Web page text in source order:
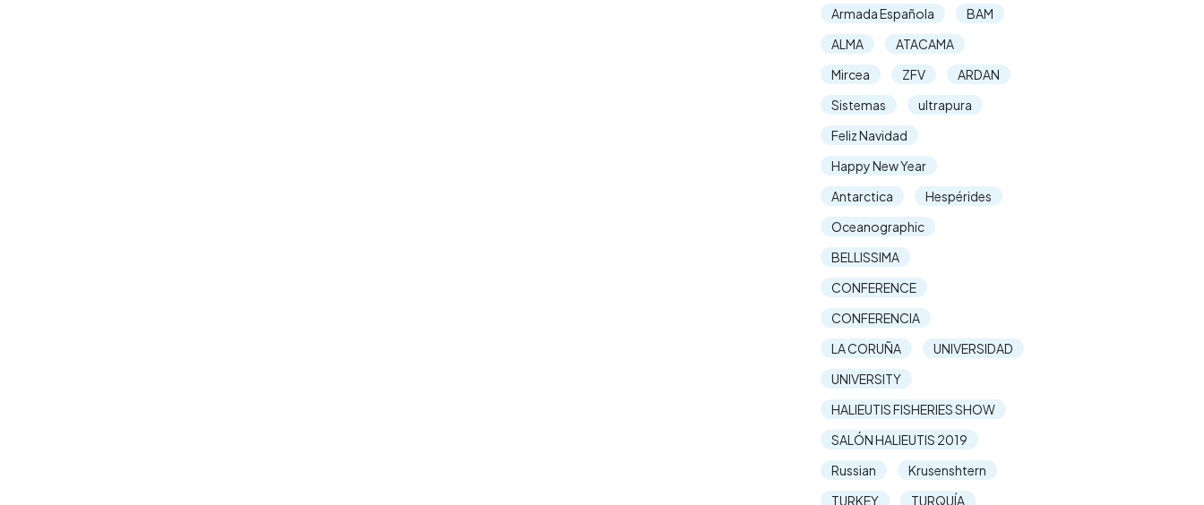
Armada Española
BAM
ALMA
ATACAMA
Mircea
ZFV
ARDAN
Sistemas
ultrapura
Feliz Navidad
Happy New Year
Antarctica
Hespérides
Oceanographic
BELLISSIMA
CONFERENCE
CONFERENCIA
LA CORUÑA
UNIVERSIDAD
UNIVERSITY
HALIEUTIS FISHERIES SHOW
SALÓN HALIEUTIS 2019
Russian
Krusenshtern
TURKEY
TURQUÍA